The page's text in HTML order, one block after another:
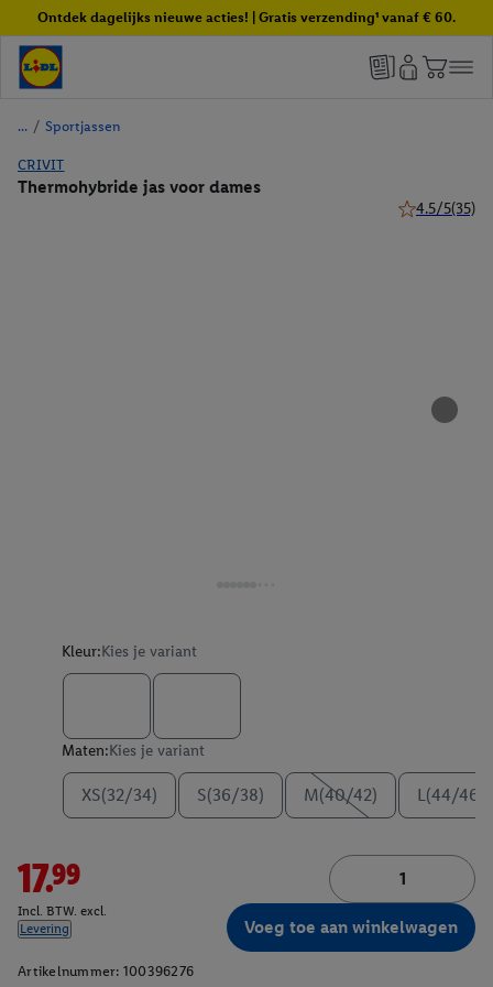
Ontdek dagelijks nieuwe acties! | Gratis verzending¹ vanaf € 60.
/ Sportjassen
CRIVIT
Thermohybride jas voor dames
4.5/5(35)
Kleur:Kies je variant
Maten:Kies je variant
XS(32/34) S(36/38) M(40/42) L(44/46)
17.99
Incl. BTW. excl.
Levering
Voeg toe aan winkelwagen
Artikelnummer: 100396276